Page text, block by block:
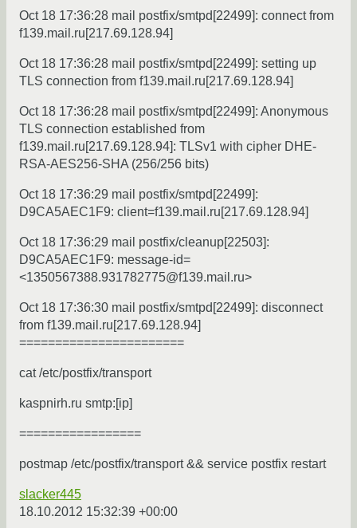
Oct 18 17:36:28 mail postfix/smtpd[22499]: connect from
f139.mail.ru[217.69.128.94]
Oct 18 17:36:28 mail postfix/smtpd[22499]: setting up
TLS connection from f139.mail.ru[217.69.128.94]
Oct 18 17:36:28 mail postfix/smtpd[22499]: Anonymous
TLS connection established from
f139.mail.ru[217.69.128.94]: TLSv1 with cipher DHE-
RSA-AES256-SHA (256/256 bits)
Oct 18 17:36:29 mail postfix/smtpd[22499]:
D9CA5AEC1F9: client=f139.mail.ru[217.69.128.94]
Oct 18 17:36:29 mail postfix/cleanup[22503]:
D9CA5AEC1F9: message-id=
<1350567388.931782775@f139.mail.ru>
Oct 18 17:36:30 mail postfix/smtpd[22499]: disconnect
from f139.mail.ru[217.69.128.94]
=======================
cat /etc/postfix/transport
kaspnirh.ru smtp:[ip]
=================
postmap /etc/postfix/transport && service postfix restart
slacker445
18.10.2012 15:32:39 +00:00